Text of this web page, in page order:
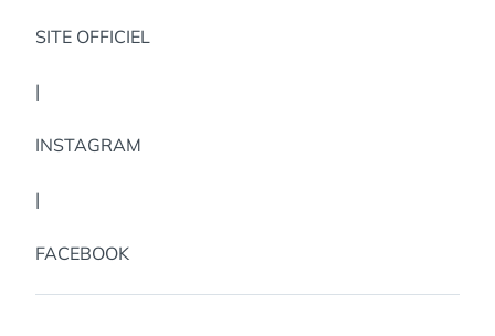
SITE OFFICIEL
|
INSTAGRAM
|
FACEBOOK